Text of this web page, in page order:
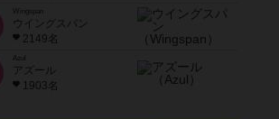
Wingspan
ウイングスパン
2149名
Azul
アズール
1903名